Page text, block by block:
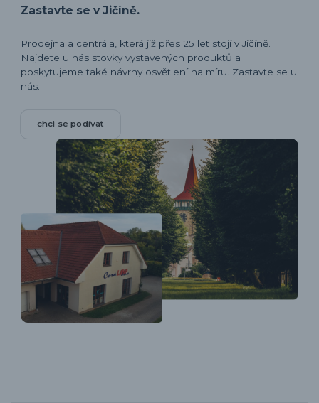
Zastavte se v Jičíně.
Prodejna a centrála, která již přes 25 let stojí v Jičíně.
Najdete u nás stovky vystavených produktů a
poskytujeme také návrhy osvětlení na míru. Zastavte se u
nás.
chci se podívat